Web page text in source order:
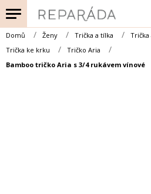
na
obsah
Domů Ženy Trička a tílka
Trička ke krku
Tričko Aria
Bamboo tričko Aria s 3/4 rukávem vínové